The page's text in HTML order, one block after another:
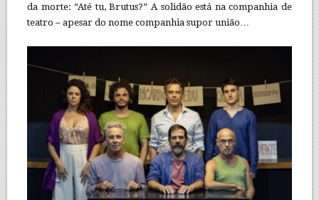
da morte: “Até tu, Brutus?” A solidão está na companhia de
teatro – apesar do nome companhia supor união…